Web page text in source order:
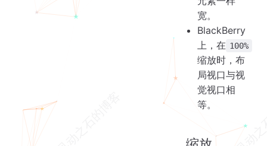
宽。
BlackBerry
上，在 100%
缩放时，布
局视口与视
觉视口相
等。